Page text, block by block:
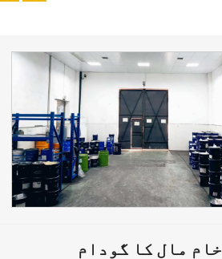
خام مال کا گودام